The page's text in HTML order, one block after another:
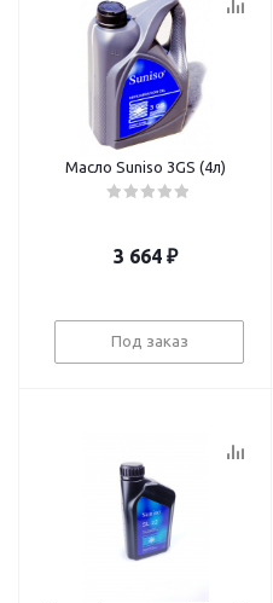
Масло Suniso 3GS (4л)
3 664 ₽
Под заказ